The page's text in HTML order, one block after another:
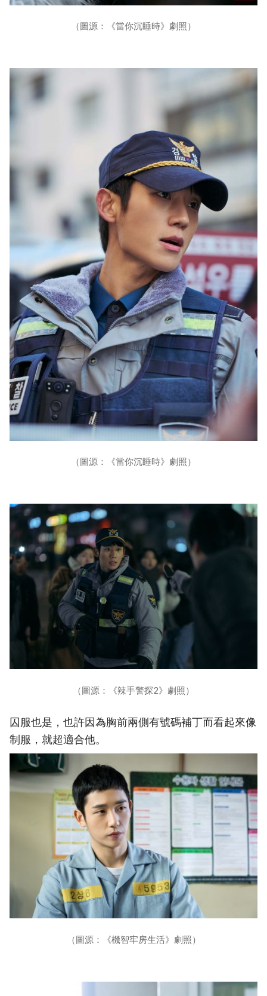
（圖源：《當你沉睡時》劇照）
（圖源：《當你沉睡時》劇照）
（圖源：《辣手警探2》劇照）
囚服也是，也許因為胸前兩側有號碼補丁而看起來像
制服，就超適合他。
（圖源：《機智牢房生活》劇照）